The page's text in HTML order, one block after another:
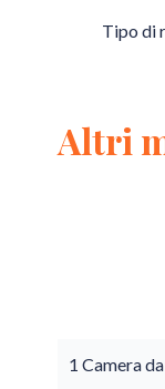
Tipo di
Altri
1 Camera